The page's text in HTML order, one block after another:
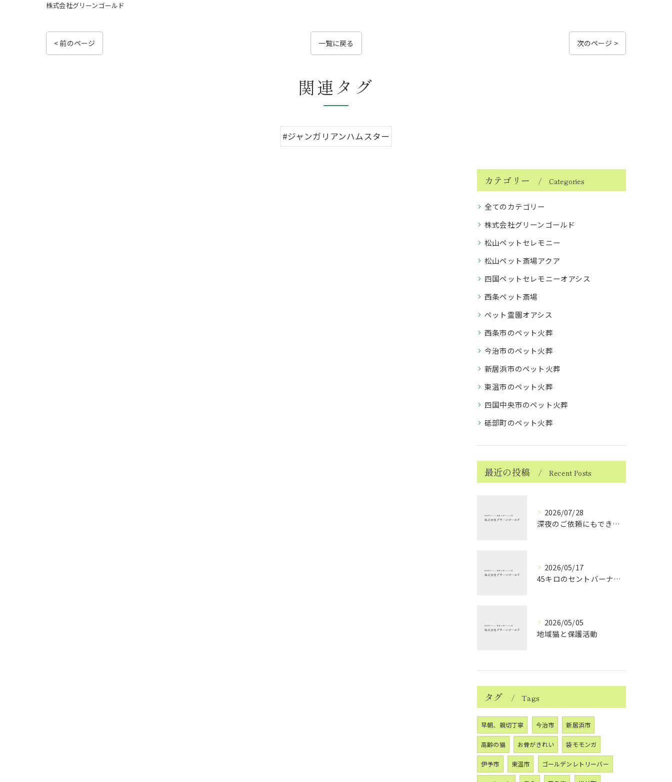
株式会社グリーンゴールド
< 前のページ 一覧に戻る 次のページ >
関連タグ
#ジャンガリアンハムスター
カテゴリー Categories
全てのカテゴリー
株式会社グリーンゴールド
松山ペットセレモニー
松山ペット斎場アクア
四国ペットセレモニーオアシス
西条ペット斎場
ペット霊園オアシス
西条市のペット火葬
今治市のペット火葬
新居浜市のペット火葬
東温市のペット火葬
四国中央市のペット火葬
砥部町のペット火葬
最近の投稿 Recent Posts
2026/07/28
深夜のご依頼にもできる限り対応しております ～ハムスターちゃんのお見送り～
2026/05/17
45キロのセントバーナードちゃんのお見送り
2026/05/05
地域猫と保護活動
タグ Tags
早朝、親切丁寧 今治市 新居浜市
高齢の猫 お骨がきれい 袋モモンガ
伊予市 東温市 ゴールデンレトリーバー